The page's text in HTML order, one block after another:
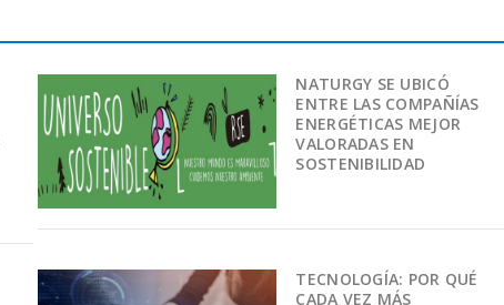
NATURGY SE UBICÓ
ENTRE LAS COMPAÑÍAS
ENERGÉTICAS MEJOR
VALORADAS EN
SOSTENIBILIDAD
TECNOLOGÍA: POR QUÉ
CADA VEZ MÁS